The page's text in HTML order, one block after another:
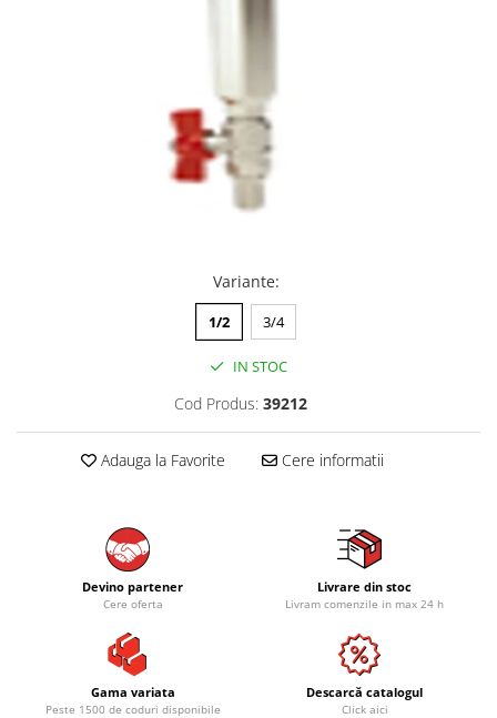
Variante:
1/2 3/4
IN STOC
Cod Produs: 39212
Adauga la Favorite Cere informatii
Devino partener
Cere oferta
Livrare din stoc
Livram comenzile in max 24 h
Gama variata
Peste 1500 de coduri disponibile
Descarcă catalogul
Click aici